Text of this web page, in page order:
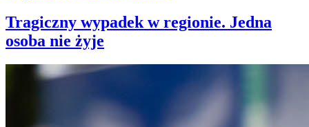
Tragiczny wypadek w regionie. Jedna
osoba nie żyje